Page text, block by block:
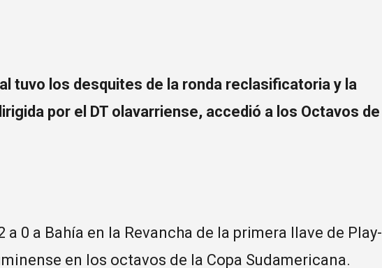
tuvo los desquites de la ronda reclasificatoria y la
por el DT olavarriense, accedió a los Octavos de
0 a Bahía en la Revancha de la primera llave de Play-
en los octavos de la Copa Sudamericana.